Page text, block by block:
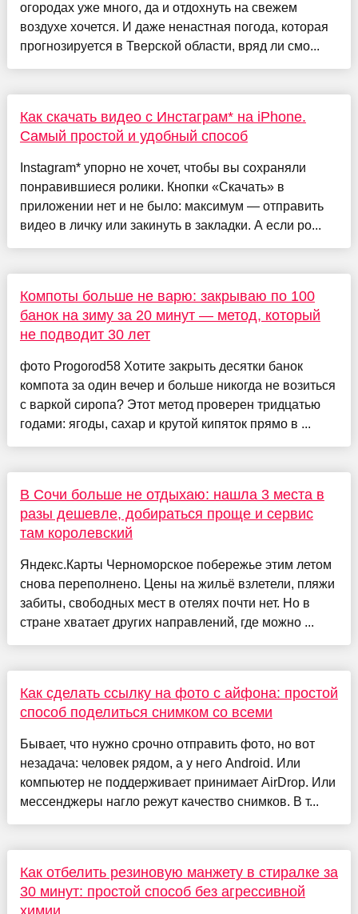
огородах уже много, да и отдохнуть на свежем
воздухе хочется. И даже ненастная погода, которая
прогнозируется в Тверской области, вряд ли смо...
Как скачать видео с Инстаграм* на iPhone.
Самый простой и удобный способ
Instagram* упорно не хочет, чтобы вы сохраняли
понравившиеся ролики. Кнопки «Скачать» в
приложении нет и не было: максимум — отправить
видео в личку или закинуть в закладки. А если ро...
Компоты больше не варю: закрываю по 100
банок на зиму за 20 минут — метод, который
не подводит 30 лет
фото Progorod58 Хотите закрыть десятки банок
компота за один вечер и больше никогда не возиться
с варкой сиропа? Этот метод проверен тридцатью
годами: ягоды, сахар и крутой кипяток прямо в ...
В Сочи больше не отдыхаю: нашла 3 места в
разы дешевле, добираться проще и сервис
там королевский
Яндекс.Карты Черноморское побережье этим летом
снова переполнено. Цены на жильё взлетели, пляжи
забиты, свободных мест в отелях почти нет. Но в
стране хватает других направлений, где можно ...
Как сделать ссылку на фото с айфона: простой
способ поделиться снимком со всеми
Бывает, что нужно срочно отправить фото, но вот
незадача: человек рядом, а у него Android. Или
компьютер не поддерживает принимает AirDrop. Или
мессенджеры нагло режут качество снимков. В т...
Как отбелить резиновую манжету в стиралке за
30 минут: простой способ без агрессивной